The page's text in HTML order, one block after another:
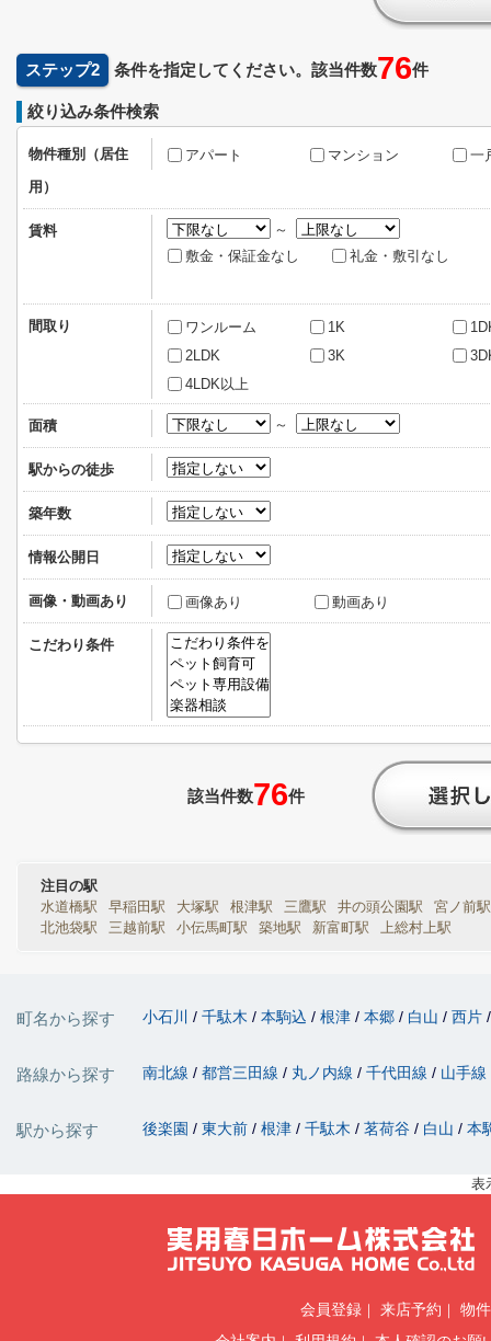
ステップ2 条件を指定してください。該当件数76件
絞り込み条件検索
物件種別（居住
用）
アパート マンション 一
賃料
～
敷金・保証金なし
礼金・敷引なし
間取り ワンルーム 1K
2LDK
3K
4LDK以上
面積 ～
駅からの徒歩
築年数
情報公開日
画像・動画あり 画像あり 動画あり
こだわり条件
該当件数76件
注目の駅
水道橋駅
早稲田駅 大塚駅 根津駅 三鷹駅 井の頭公園駅
宮ノ前駅
北池袋駅
三越前駅 小伝馬町駅 築地駅 新富町駅 上総村上駅
町名から探す 小石川 千駄木 本駒込 根津 本郷 白山 西片
路線から探す 南北線 都営三田線 丸ノ内線 千代田線 山手線
駅から探す 後楽園 東大前 根津 千駄木 茗荷谷 白山 本
表
会員登録 来店予約
物